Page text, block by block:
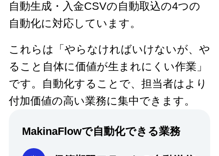
自動生成・入金CSVの自動取込の4つの
自動化に対応しています。
これらは「やらなければいけないが、や
ること自体に価値が生まれにくい作業」
です。自動化することで、担当者はより
付加価値の高い業務に集中できます。
MakinaFlowで自動化できる業務